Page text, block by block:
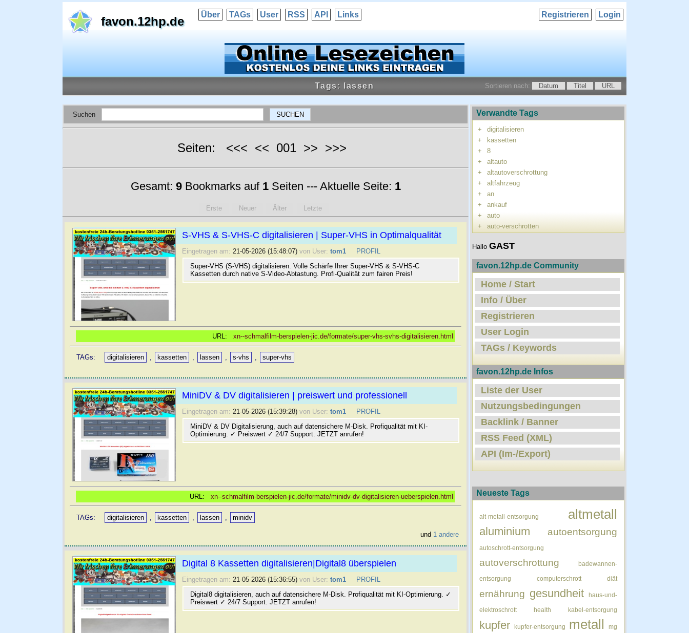
favon.12hp.de Über TAGs User RSS API Links Login
Registrieren
Tags: lassen Sortieren nach: Datum Titel URL
Suchen
Seiten: <<< << 001 >> >>>
Gesamt: 9Bookmarks auf 1Seiten --- Aktuelle Seite: 1
Erste Neuer Älter Letzte
S-VHS & S-VHS-C digitalisieren | Super-VHS in Optimalqualität
Eingetragen am: 21-05-2026 (15:48:07) von User: tom1
PROFIL
Super-VHS (S-VHS) digitalisieren. Volle Schärfe Ihrer Super-VHS & S-VHS-C
Kassetten durch native S-Video-Abtastung. Profi-Qualität zum fairen Preis!
URL: xn--schmalfilm-berspielen-jic.de/formate/super-vhs-svhs-digitalisieren.html
TAGs: digitalisieren , kassetten , lassen , s-vhs , super-vhs
MiniDV & DV digitalisieren | preiswert und professionell
Eingetragen am: 21-05-2026 (15:39:28) von User: tom1
PROFIL
MiniDV & DV Digitalisierung, auch auf datensichere M-Disk. Profiqualität mit KI-
Optimierung. ✓ Preiswert ✓ 24/7 Support. JETZT anrufen!
URL: xn--schmalfilm-berspielen-jic.de/formate/minidv-dv-digitalisieren-ueberspielen.html
TAGs: digitalisieren , kassetten , lassen , minidv
und 1 andere
Digital 8 Kassetten digitalisieren|Digital8 überspielen
Eingetragen am: 21-05-2026 (15:36:55) von User: tom1
PROFIL
Digital8 digitalisieren, auch auf datensichere M-Disk. Profiqualität mit KI-Optimierung. ✓
Preiswert ✓ 24/7 Support. JETZT anrufen!
Verwandte Tags
+
digitalisieren
+
kassetten
+
8
+
altauto
+
altautoverschrottung
+
altfahrzeug
+
an
+
ankauf
+
auto
+
auto-verschrotten
Hallo GAST
favon.12hp.de Community
Home / Start
Info / Über
Registrieren
User Login
TAGs / Keywords
favon.12hp.de Infos
Liste der User
Nutzungsbedingungen
Backlink / Banner
RSS Feed (XML)
API (Im-/Export)
Neueste Tags
alt-metall-entsorgung altmetall
aluminium autoentsorgung
autoschrott-entsorgung
autoverschrottung badewannen-
entsorgung computerschrott diät
ernährung gesundheit haus-und-
elektroschrott health kabel-entsorgung
kupfer kupfer-entsorgung metall mg